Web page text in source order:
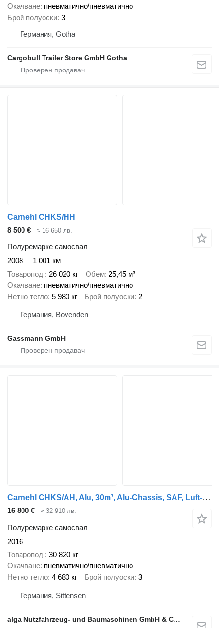
Окачване пневматично/пневматично
Брой полуоски 3
Германия, Gotha
Cargobull Trailer Store GmbH Gotha
Carnehl CHKS/HH
8 500 €
≈ 16 650 лв.
Полуремарке самосвал
2008
1 001 км
Товаропод. 26 020 кг Обем 25,45 м³
Окачване пневматично/пневматично
Нетно тегло 5 980 кг Брой полуоски 2
Германия, Bovenden
Gassmann GmbH
Carnehl CHKS/AH, Alu, 30m³, Alu-Chassis, SAF, Luft-Lift
16 800 € ≈ 32 910 лв.
Полуремарке самосвал
2016
Товаропод. 30 820 кг
Окачване пневматично/пневматично
Нетно тегло 4 680 кг Брой полуоски 3
Германия, Sittensen
alga Nutzfahrzeug- und Baumaschinen GmbH & Co. KG